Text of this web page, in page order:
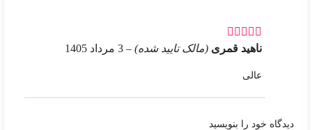
ناهید قمری(مالک تایید شده) – 3 مرداد 1405
عالی
دیدگاه خود را بنویسید